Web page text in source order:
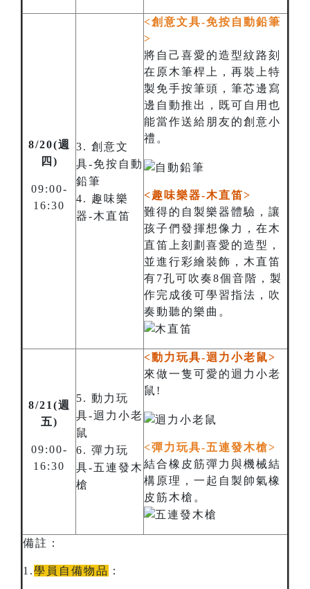
8/20(週
四)
09:00-
16:30
3. 創意文
具-免按自動
鉛筆
4. 趣味樂
器-木直笛
<創意文具-免按自動鉛筆
>
將自己喜愛的造型紋路刻
在原木筆桿上，再裝上特
製免手按筆頭，筆芯邊寫
邊自動推出，既可自用也
能當作送給朋友的創意小
禮。
<趣味樂器-木直笛>
難得的自製樂器體驗，讓
孩子們發揮想像力，在木
直笛上刻劃喜愛的造型，
並進行彩繪裝飾，木直笛
有7孔可吹奏8個音階，製
作完成後可學習指法，吹
奏動聽的樂曲。
8/21(週
五)
09:00-
16:30
5. 動力玩
具-迴力小老
鼠
6. 彈力玩
具-五連發木
槍
<動力玩具-迴力小老鼠>
來做一隻可愛的迴力小老
鼠!
<彈力玩具-五連發木槍>
結合橡皮筋彈力與機械結
構原理，一起自製帥氣橡
皮筋木槍。
備註：
1.學員自備物品 ：